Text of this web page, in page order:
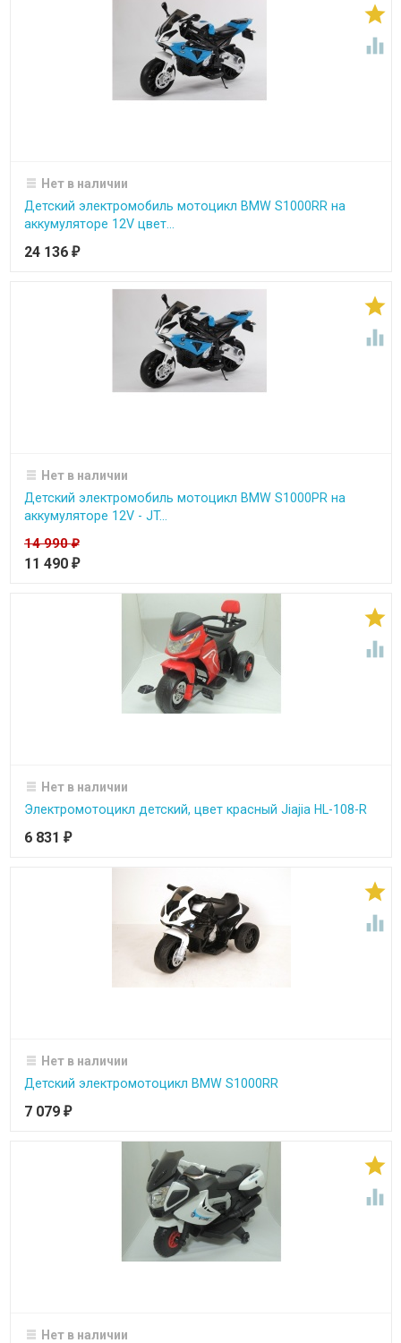


Нет в наличии
Детский электромобиль мотоцикл BMW S1000RR на
аккумуляторе 12V цвет...
24 136 ₽


Нет в наличии
Детский электромобиль мотоцикл BMW S1000PR на
аккумуляторе 12V - JT...
14 990₽
11 490 ₽


Нет в наличии
Электромотоцикл детский, цвет красный Jiajia HL-108-R
6 831 ₽


Нет в наличии
Детский электромотоцикл BMW S1000RR
7 079 ₽


Нет в наличии